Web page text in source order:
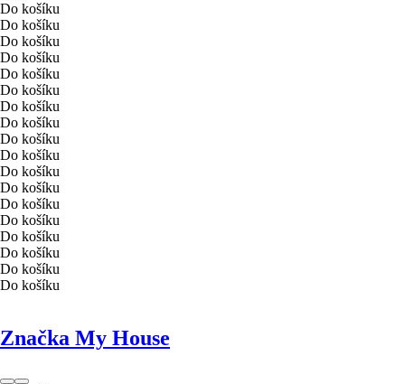
Do košíku
Do košíku
Do košíku
Do košíku
Do košíku
Do košíku
Do košíku
Do košíku
Do košíku
Do košíku
Do košíku
Do košíku
Do košíku
Do košíku
Do košíku
Do košíku
Do košíku
Do košíku
Značka My House